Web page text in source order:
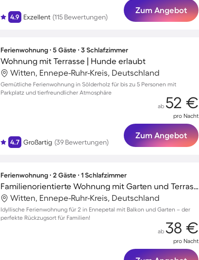
4.9 Exzellent (115 Bewertungen)
Zum Angebot
Ferienwohnung ∙ 5 Gäste ∙ 3 Schlafzimmer
Wohnung mit Terrasse | Hunde erlaubt
Witten, Ennepe-Ruhr-Kreis, Deutschland
Gemütliche Ferienwohnung in Sölderholz für bis zu 5 Personen mit
Parkplatz und tierfreundlicher Atmosphäre
4.7 Großartig (39 Bewertungen)
ab 52 €
pro Nacht
Zum Angebot
Ferienwohnung ∙ 2 Gäste ∙ 1 Schlafzimmer
Familienorientierte Wohnung mit Garten und Terrasse
Witten, Ennepe-Ruhr-Kreis, Deutschland
Idyllische Ferienwohnung für 2 in Ennepetal mit Balkon und Garten – der
perfekte Rückzugsort für Familien!
ab 38 €
pro Nacht